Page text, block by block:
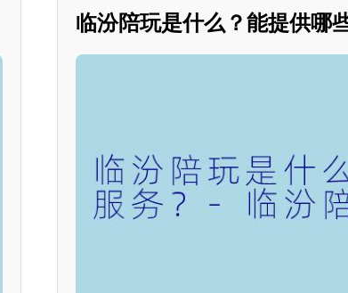
临汾陪玩是什么？能提供哪